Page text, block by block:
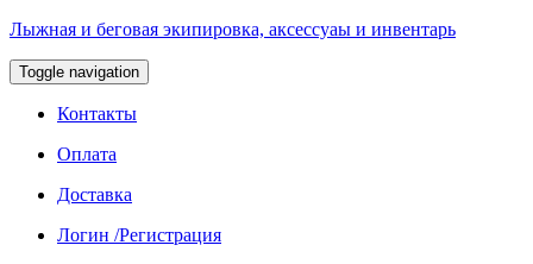
Лыжная и беговая экипировка, аксессуаы и инвентарь
Toggle navigation
Контакты
Оплата
Доставка
Логин /Регистрация